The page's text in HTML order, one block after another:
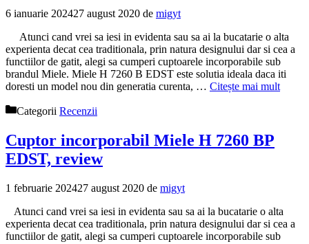
6 ianuarie 202427 august 2020 de migyt
Atunci cand vrei sa iesi in evidenta sau sa ai la bucatarie o alta
experienta decat cea traditionala, prin natura designului dar si cea a
functiilor de gatit, alegi sa cumperi cuptoarele incorporabile sub
brandul Miele. Miele H 7260 B EDST este solutia ideala daca iti
doresti un model nou din generatia curenta, … Citește mai mult
Categorii Recenzii
Cuptor incorporabil Miele H 7260 BP
EDST, review
1 februarie 202427 august 2020 de migyt
Atunci cand vrei sa iesi in evidenta sau sa ai la bucatarie o alta
experienta decat cea traditionala, prin natura designului dar si cea a
functiilor de gatit, alegi sa cumperi cuptoarele incorporabile sub